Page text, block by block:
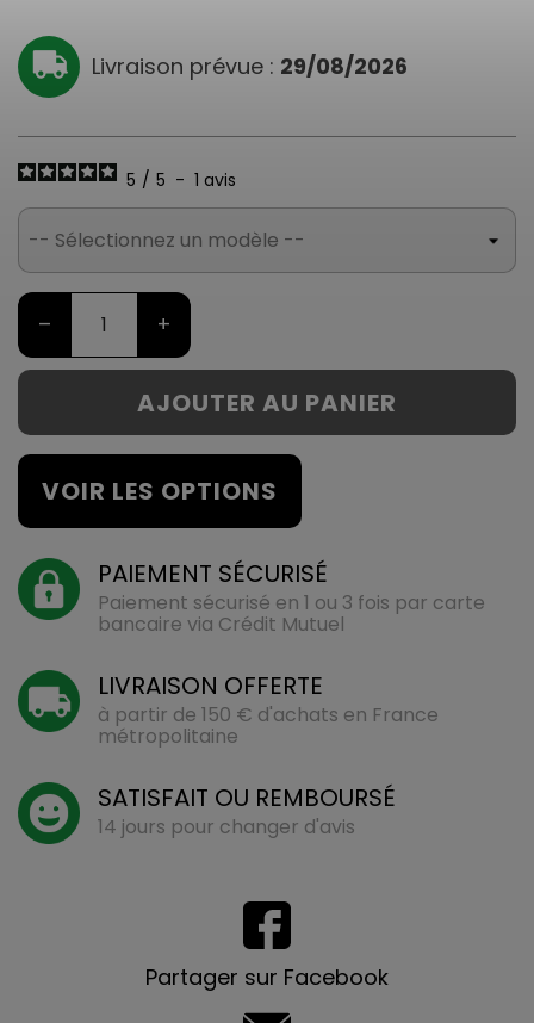
Livraison prévue : 29/08/2026
5 / 5 - 1 avis
– +
AJOUTER AU PANIER
VOIR LES OPTIONS
PAIEMENT SÉCURISÉ
Paiement sécurisé en 1 ou 3 fois par carte
bancaire via Crédit Mutuel
LIVRAISON OFFERTE
à partir de 150 € d'achats en France
métropolitaine
SATISFAIT OU REMBOURSÉ
14 jours pour changer d'avis
Partager sur Facebook